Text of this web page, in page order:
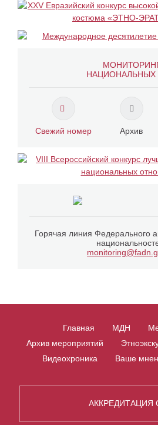
НАЦИОНАЛЬНЫХ
Свежий номер Архив
Горячая линия Федерального
Главная МДН
Архив мероприятий
Видеохроника
Ваше
АККРЕДИТАЦИЯ